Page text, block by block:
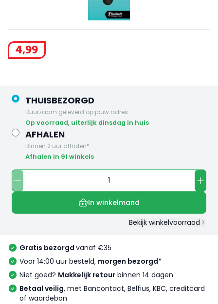
4,99
THUISBEZORGD
Duurzaam geleverd op jouw adres
op voorraad, uiterlijk dinsdag in huis
AFHALEN
Binnen 2 uur afhalen*
Afhalen in 91 winkels
In winkelmand
Bekijk winkelvoorraad
Gratis bezorgd vanaf €35
Voor 14:00 uur besteld, morgen bezorgd*
Niet goed? Makkelijk retour binnen 14 dagen
Betaal veilig, met Bancontact, Belfius, KBC, creditcard
of waardebon